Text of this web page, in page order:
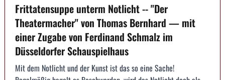
Frittatensuppe unterm Notlicht -- "Der
Theatermacher" von Thomas Bernhard — mit
einer Zugabe von Ferdinand Schmalz im
Düsseldorfer Schauspielhaus
Mit dem Notlicht und der Kunst ist das so eine Sache!